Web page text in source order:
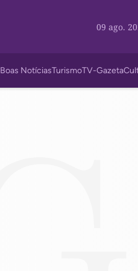
09 ago.
Boas NotíciasTurismoTV-Gazeta